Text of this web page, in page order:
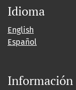
Idioma
English
Español
Información